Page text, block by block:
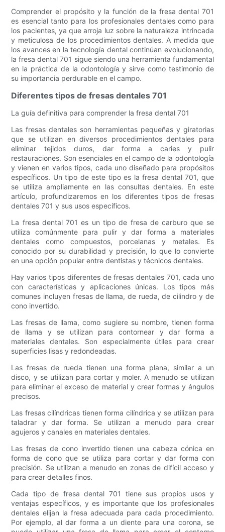
Comprender el propósito y la función de la fresa dental 701
es esencial tanto para los profesionales dentales como para
los pacientes, ya que arroja luz sobre la naturaleza intrincada
y meticulosa de los procedimientos dentales. A medida que
los avances en la tecnología dental continúan evolucionando,
la fresa dental 701 sigue siendo una herramienta fundamental
en la práctica de la odontología y sirve como testimonio de
su importancia perdurable en el campo.
Diferentes tipos de fresas dentales 701
La guía definitiva para comprender la fresa dental 701
Las fresas dentales son herramientas pequeñas y giratorias
que se utilizan en diversos procedimientos dentales para
eliminar tejidos duros, dar forma a caries y pulir
restauraciones. Son esenciales en el campo de la odontología
y vienen en varios tipos, cada uno diseñado para propósitos
específicos. Un tipo de este tipo es la fresa dental 701, que
se utiliza ampliamente en las consultas dentales. En este
artículo, profundizaremos en los diferentes tipos de fresas
dentales 701 y sus usos específicos.
La fresa dental 701 es un tipo de fresa de carburo que se
utiliza comúnmente para pulir y dar forma a materiales
dentales como compuestos, porcelanas y metales. Es
conocido por su durabilidad y precisión, lo que lo convierte
en una opción popular entre dentistas y técnicos dentales.
Hay varios tipos diferentes de fresas dentales 701, cada uno
con características y aplicaciones únicas. Los tipos más
comunes incluyen fresas de llama, de rueda, de cilindro y de
cono invertido.
Las fresas de llama, como sugiere su nombre, tienen forma
de llama y se utilizan para contornear y dar forma a
materiales dentales. Son especialmente útiles para crear
superficies lisas y redondeadas.
Las fresas de rueda tienen una forma plana, similar a un
disco, y se utilizan para cortar y moler. A menudo se utilizan
para eliminar el exceso de material y crear formas y ángulos
precisos.
Las fresas cilíndricas tienen forma cilíndrica y se utilizan para
taladrar y dar forma. Se utilizan a menudo para crear
agujeros y canales en materiales dentales.
Las fresas de cono invertido tienen una cabeza cónica en
forma de cono que se utiliza para cortar y dar forma con
precisión. Se utilizan a menudo en zonas de difícil acceso y
para crear detalles finos.
Cada tipo de fresa dental 701 tiene sus propios usos y
ventajas específicos, y es importante que los profesionales
dentales elijan la fresa adecuada para cada procedimiento.
Por ejemplo, al dar forma a un diente para una corona, se